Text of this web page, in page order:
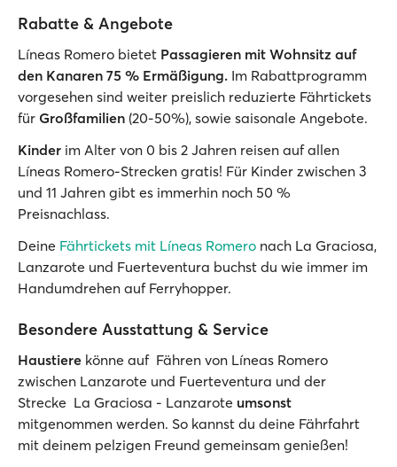
Rabatte & Angebote
Líneas Romero bietet Passagieren mit Wohnsitz auf
den Kanaren 75 % Ermäßigung. Im Rabattprogramm
vorgesehen sind weiter preislich reduzierte Fährtickets
für Großfamilien (20-50%), sowie saisonale Angebote.
Kinder im Alter von 0 bis 2 Jahren reisen auf allen
Líneas Romero-Strecken gratis! Für Kinder zwischen 3
und 11 Jahren gibt es immerhin noch 50 %
Preisnachlass.
Deine Fährtickets mit Líneas Romero nach La Graciosa,
Lanzarote und Fuerteventura buchst du wie immer im
Handumdrehen auf Ferryhopper.
Besondere Ausstattung & Service
Haustiere könne auf Fähren von Líneas Romero
zwischen Lanzarote und Fuerteventura und der
Strecke La Graciosa - Lanzarote umsonst
mitgenommen werden. So kannst du deine Fährfahrt
mit deinem pelzigen Freund gemeinsam genießen!